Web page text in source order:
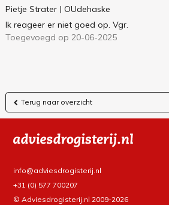
Pietje Strater | OUdehaske
Ik reageer er niet goed op. Vgr.
Toegevoegd op 20-06-2025
Terug naar overzicht
info@adviesdrogisterij.nl
+31 (0) 577 700207
© Adviesdrogisterij.nl 2009-2026